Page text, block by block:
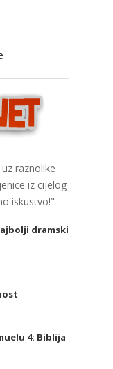
raznolike
iz cijelog
iskustvo!"
dramski
4: Biblija